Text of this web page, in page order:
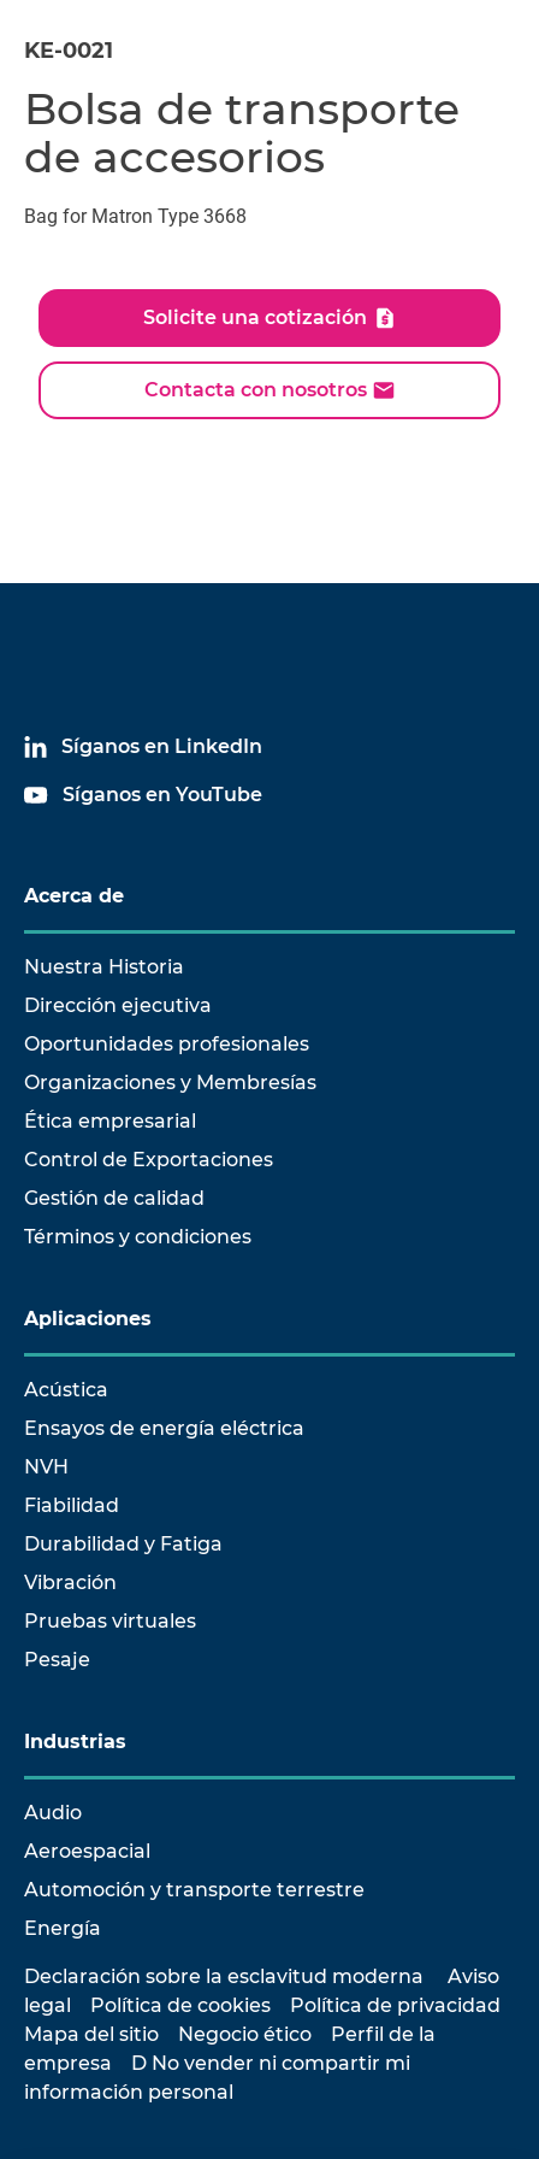
KE-0021
Bolsa de transporte
de accesorios
Bag for Matron Type 3668
Solicite una cotización
Contacta con nosotros
Síganos en LinkedIn
Síganos en YouTube
Acerca de
Nuestra Historia
Dirección ejecutiva
Oportunidades profesionales
Organizaciones y Membresías
Ética empresarial
Control de Exportaciones
Gestión de calidad
Términos y condiciones
Aplicaciones
Acústica
Ensayos de energía eléctrica
NVH
Fiabilidad
Durabilidad y Fatiga
Vibración
Pruebas virtuales
Pesaje
Industrias
Audio
Aeroespacial
Automoción y transporte terrestre
Energía
Declaración sobre la esclavitud moderna
Aviso
legal
Política de cookies
Política de privacidad
Mapa del sitio
Negocio ético
Perfil de la
empresa
D No vender ni compartir mi
información personal